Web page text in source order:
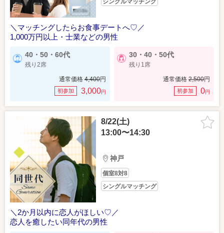
シングルマッチング
＼マッチングしたらお食事デートへ♡／
1,000万円以上・士業などの男性
40・50・60代
残り2席
通常価格 4,400円
初参加 3,000円
30・40・50代
残り1席
通常価格 2,500円
初参加 0円
8/22(土)
13:00〜14:30
神戸
個室8対8
シングルマッチング
＼2か月以内に恋人がほしい♡／
恋人を癒したい同年代の男性